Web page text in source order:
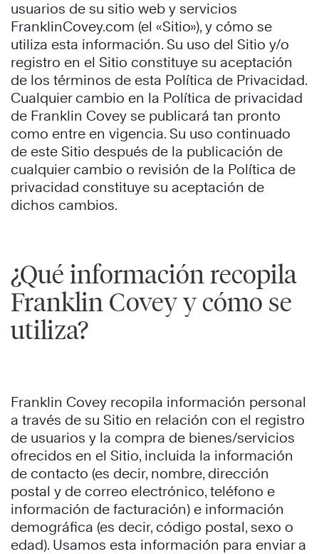
usuarios de su sitio web y servicios
FranklinCovey.com (el «Sitio»), y cómo se
utiliza esta información. Su uso del Sitio y/o
registro en el Sitio constituye su aceptación
de los términos de esta Política de Privacidad.
Cualquier cambio en la Política de privacidad
de Franklin Covey se publicará tan pronto
como entre en vigencia. Su uso continuado
de este Sitio después de la publicación de
cualquier cambio o revisión de la Política de
privacidad constituye su aceptación de
dichos cambios.
¿Qué información recopila
Franklin Covey y cómo se
utiliza?
Franklin Covey recopila información personal
a través de su Sitio en relación con el registro
de usuarios y la compra de bienes/servicios
ofrecidos en el Sitio, incluida la información
de contacto (es decir, nombre, dirección
postal y de correo electrónico, teléfono e
información de facturación) e información
demográfica (es decir, código postal, sexo o
edad). Usamos esta información para enviar a